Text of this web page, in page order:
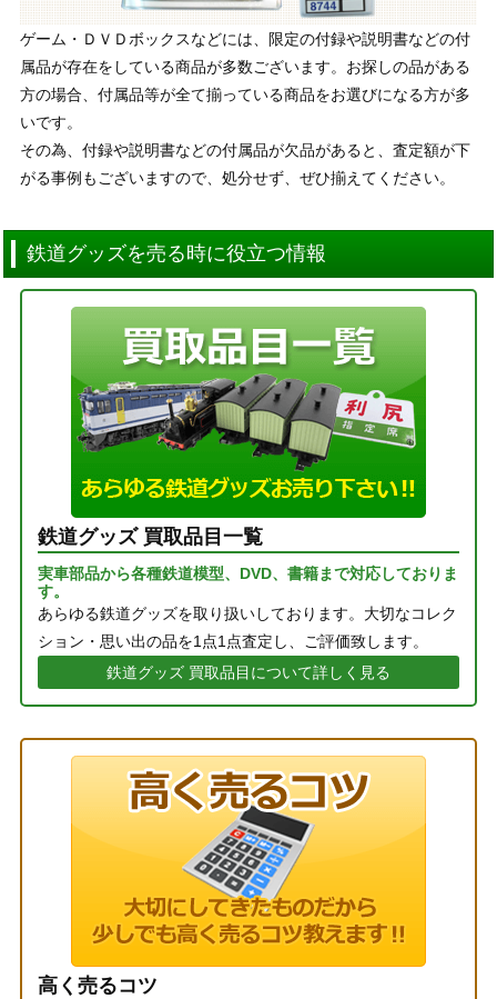
ゲーム・ＤＶＤボックスなどには、限定の付録や説明書などの付
属品が存在をしている商品が多数ございます。お探しの品がある
方の場合、付属品等が全て揃っている商品をお選びになる方が多
いです。
その為、付録や説明書などの付属品が欠品があると、査定額が下
がる事例もございますので、処分せず、ぜひ揃えてください。
鉄道グッズを売る時に役立つ情報
鉄道グッズ 買取品目一覧
実車部品から各種鉄道模型、DVD、書籍まで対応しておりま
す。
あらゆる鉄道グッズを取り扱いしております。大切なコレク
ション・思い出の品を1点1点査定し、ご評価致します。
鉄道グッズ 買取品目について詳しく見る
高く売るコツ